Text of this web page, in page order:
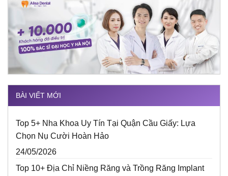
BÀI VIẾT MỚI
Top 5+ Nha Khoa Uy Tín Tại Quận Cầu Giấy: Lựa
Chọn Nụ Cười Hoàn Hảo
24/05/2026
Top 10+ Địa Chỉ Niềng Răng và Trồng Răng Implant